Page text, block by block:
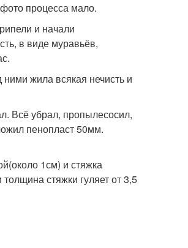
процесса мало.
и начали
в виде муравьёв,
жила всякая нечисть и
Всё убрал, пропылесосил,
пенопласт 50мм.
1см) и стяжка
стяжки гуляет от 3,5